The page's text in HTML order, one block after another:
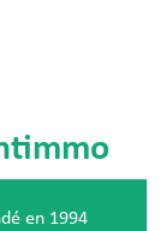
en 1994